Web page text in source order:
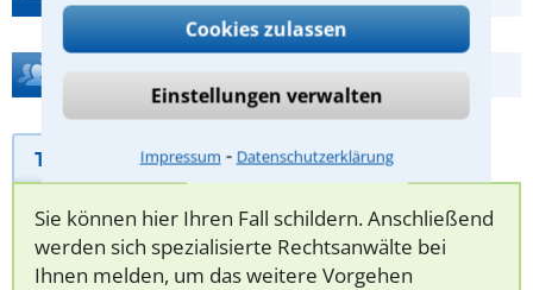
Cookies zulassen
Einstellungen verwalten
Impressum ⁃ Datenschutzerklärung
Hilfe bei Ihrer Anwaltsuche?
Telefonhilfe Beratungsanfrage
Sie können hier Ihren Fall schildern. Anschließend
werden sich spezialisierte Rechtsanwälte bei
Ihnen melden, um das weitere Vorgehen